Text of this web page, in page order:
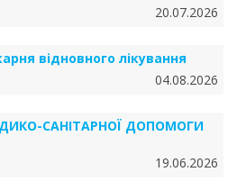
20.07.2026
відновного лікування
04.08.2026
САНІТАРНОЇ ДОПОМОГИ
19.06.2026